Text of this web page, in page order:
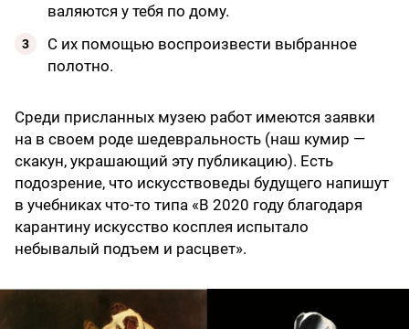
валяются у тебя по дому.
С их помощью воспроизвести выбранное
полотно.
Среди присланных музею работ имеются заявки
на в своем роде шедевральность (наш кумир —
скакун, украшающий эту публикацию). Есть
подозрение, что искусствоведы будущего напишут
в учебниках что-то типа «В 2020 году благодаря
карантину искусство косплея испытало
небывалый подъем и расцвет».